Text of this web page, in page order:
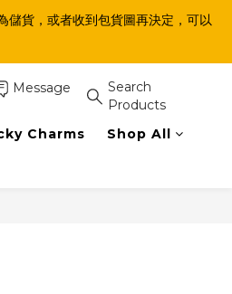
儲貨，或者收到包貨圖再決定，可以
Message
Search
Products
Charms Shop All